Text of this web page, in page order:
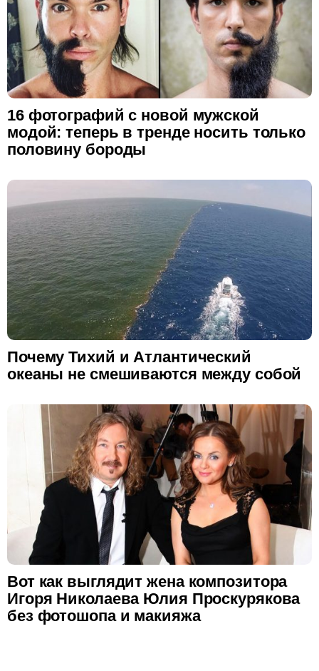
16 фотографий с новой мужской
модой: теперь в тренде носить только
половину бороды
Почему Тихий и Атлантический
океаны не смешиваются между собой
Вот как выглядит жена композитора
Игоря Николаева Юлия Проскурякова
без фотошопа и макияжа